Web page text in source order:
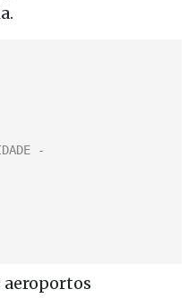
aeroportos